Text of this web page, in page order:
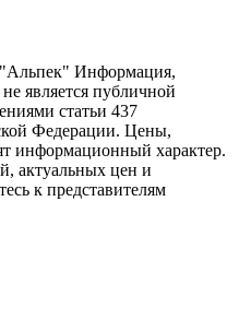
Информация,
является публичной
статьи 437
Федерации. Цены,
информационный характер.
актуальных цен и
к представителям